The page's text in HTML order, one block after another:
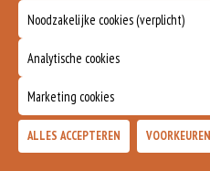
Noodzakelijke cookies (verplicht)
Analytische cookies
Marketing cookies
ALLES ACCEPTEREN